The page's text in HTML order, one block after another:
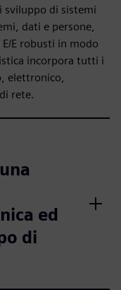
sviluppo di sistemi
dati e persone,
E robusti in modo
incorpora tutti i
elettronico,
rete.
ed
di